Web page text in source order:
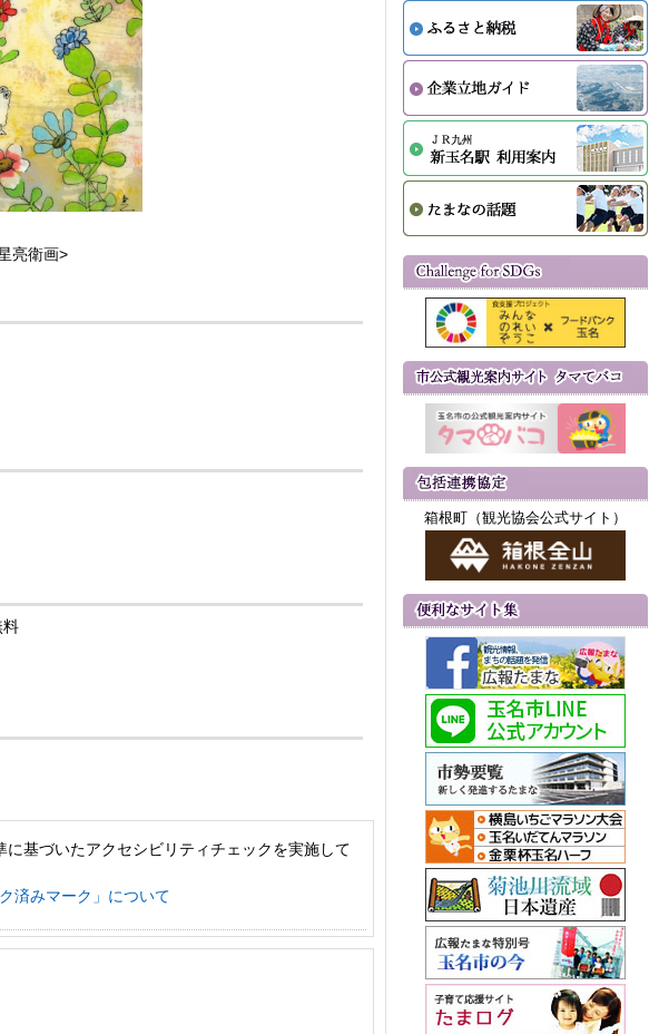
亮衛画>
料
に基づいたアクセシビリティチェックを実施して
済みマーク」について
箱根町（観光協会公式サイト）